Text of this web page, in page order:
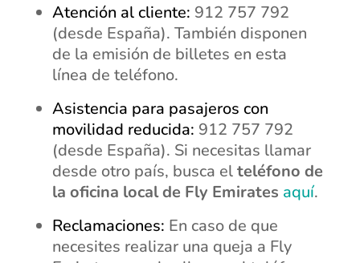
Atención al cliente: 912 757 792
(desde España). También disponen
de la emisión de billetes en esta
línea de teléfono.
Asistencia para pasajeros con
movilidad reducida: 912 757 792
(desde España). Si necesitas llamar
desde otro país, busca elteléfono de
la oficina local de Fly Emirates aquí.
Reclamaciones: En caso de que
necesites realizar una queja a Fly